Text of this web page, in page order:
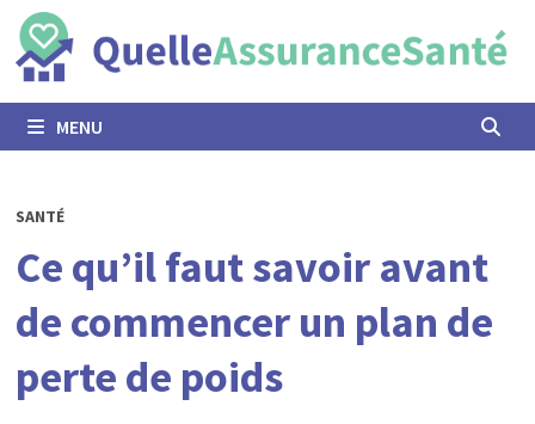
Passer
au
contenu
MENU
SANTÉ
Ce qu’il faut savoir avant
de commencer un plan de
perte de poids